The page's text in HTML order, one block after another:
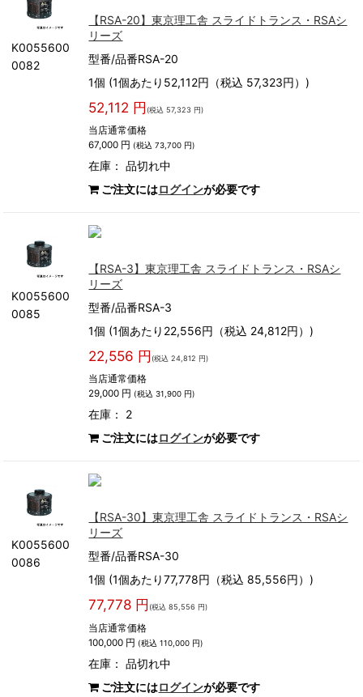
K0055600
0082
【RSA-20】東京理工舎 スライドトランス・RSAシ
リーズ
型番/品番RSA-20
1個 (1個あたり52,112円（税込 57,323円）)
52,112 円 (税込 57,323 円)
当店通常価格
67,000 円 (税込 73,700 円)
在庫：品切れ中
ご注文にはログインが必要です
K0055600
0085
【RSA-3】東京理工舎 スライドトランス・RSAシ
リーズ
型番/品番RSA-3
1個 (1個あたり22,556円（税込 24,812円）)
22,556 円 (税込 24,812 円)
当店通常価格
29,000 円 (税込 31,900 円)
在庫： 2
ご注文にはログインが必要です
K0055600
0086
【RSA-30】東京理工舎 スライドトランス・RSAシ
リーズ
型番/品番RSA-30
1個 (1個あたり77,778円（税込 85,556円）)
77,778 円 (税込 85,556 円)
当店通常価格
100,000 円 (税込 110,000 円)
在庫：品切れ中
ご注文にはログインが必要です